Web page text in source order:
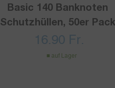
Basic 140 Banknoten
Schutzhüllen, 50er Pack
16.90 Fr.
auf Lager